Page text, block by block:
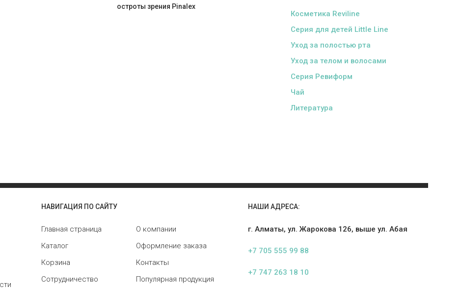
остроты зрения Pinalex
Косметика Reviline
Серия для детей Little Line
Уход за полостью рта
Уход за телом и волосами
Серия Ревиформ
Чай
Литература
НАВИГАЦИЯ ПО САЙТУ
Главная страница
О компании
Каталог
Оформление заказа
Корзина
Контакты
Сотрудничество
Популярная продукция
НАШИ АДРЕСА:
г. Алматы, ул. Жарокова 126, выше ул. Абая
+7 705 555 99 88
+7 747 263 18 10